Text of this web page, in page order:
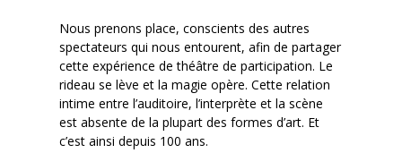
Nous prenons place, conscients des autres
spectateurs qui nous entourent, afin de partager
cette expérience de théâtre de participation. Le
rideau se lève et la magie opère. Cette relation
intime entre l’auditoire, l’interprète et la scène
est absente de la plupart des formes d’art. Et
c’est ainsi depuis 100 ans.